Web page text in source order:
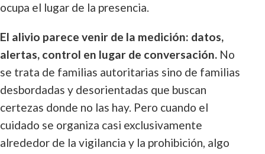
ocupa el lugar de la presencia.
El alivio parece venir de la medición: datos,
alertas, control en lugar de conversación. No
se trata de familias autoritarias sino de familias
desbordadas y desorientadas que buscan
certezas donde no las hay. Pero cuando el
cuidado se organiza casi exclusivamente
alrededor de la vigilancia y la prohibición, algo